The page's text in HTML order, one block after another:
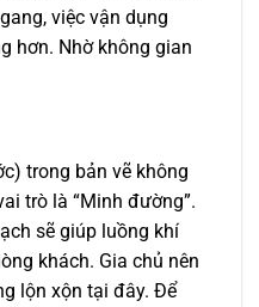
việc vận dụng
hơn. Nhờ không gian
trong bản vẽ không
trò là “Minh đường”.
sẽ giúp luồng khí
khách. Gia chủ nên
lộn xộn tại đây. Để